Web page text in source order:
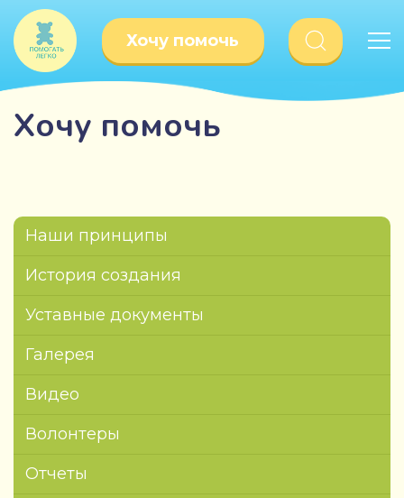
Хочу помочь
Хочу помочь
Наши принципы
История создания
Уставные документы
Галерея
Видео
Волонтеры
Отчеты